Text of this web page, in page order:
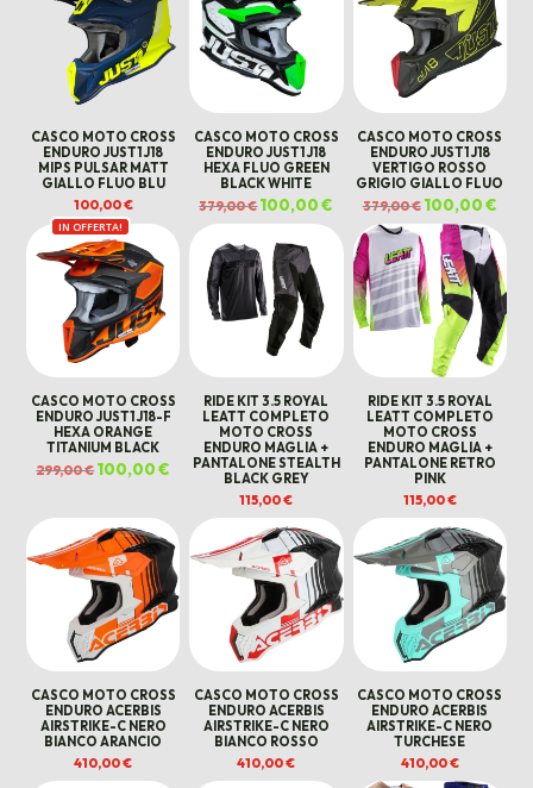
CASCO MOTO CROSS
ENDURO JUST1 J18
MIPS PULSAR MATT
GIALLO FLUO BLU
100,00€
CASCO MOTO CROSS
ENDURO JUST1 J18
HEXA FLUO GREEN
BLACK WHITE
379,00€Il
prezzo
originale
era:
379,00 €.
100,00€
prezzo
attuale
è:
100,00 €.
CASCO MOTO CROSS
ENDURO JUST1 J18
VERTIGO ROSSO
GRIGIO GIALLO FLUO
379,00€ Il
prezzo
originale
era:
379,00 €.
100,00€Il
è:
IN OFFERTA!
CASCO MOTO CROSS
ENDURO JUST1 J18-F
HEXA ORANGE
TITANIUM BLACK
299,00€Il
prezzo
299,00 €.
100,00€
100,00 €.
RIDE KIT 3.5 ROYAL
LEATT COMPLETO
MOTO CROSS
ENDURO MAGLIA +
PANTALONE STEALTH
BLACK GREY
115,00€
RIDE KIT 3.5 ROYAL
LEATT COMPLETO
MOTO CROSS
ENDURO MAGLIA +
PANTALONE RETRO
PINK
115,00€
CASCO MOTO CROSS
ENDURO ACERBIS
AIRSTRIKE-C NERO
BIANCO ARANCIO
410,00€
CASCO MOTO CROSS
ENDURO ACERBIS
AIRSTRIKE-C NERO
BIANCO ROSSO
410,00€
CASCO MOTO CROSS
ENDURO ACERBIS
AIRSTRIKE-C NERO
TURCHESE
410,00€